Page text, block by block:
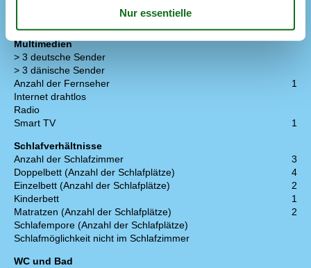
Multimedien
> 3 deutsche Sender
> 3 dänische Sender
Anzahl der Fernseher
1
Internet drahtlos
Radio
Smart TV
1
Schlafverhältnisse
Anzahl der Schlafzimmer
3
Doppelbett (Anzahl der Schlafplätze)
4
Einzelbett (Anzahl der Schlafplätze)
2
Kinderbett
1
Matratzen (Anzahl der Schlafplätze)
2
Schlafempore (Anzahl der Schlafplätze)
Schlafmöglichkeit nicht im Schlafzimmer
WC und Bad